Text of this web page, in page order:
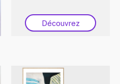
Découvrez